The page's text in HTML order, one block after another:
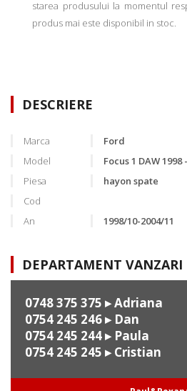
starea produsului la momentul
produs mai este disponibil in stoc.
DESCRIERE
Marca
Ford
Model
Focus 1 DAW 1998
Piesa
hayon spate
Cod
An
1998/10-2004/11
DEPARTAMENT VANZARI
0748 375 375 ▸ Adriana
0754 245 246▸ Dan
0754 245 244▸ Paula
0754 245 245 ▸ Cristian